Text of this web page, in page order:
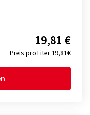
Preis pro Liter 19,81€
19,81 €